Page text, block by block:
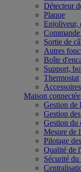
Détecteur
Plaque
Enjoliveur,
Sortie de
Autres
Boîte
Support,
Thermostat
Maison connectée
Gestion de
Gestion
Gestion du
Mesure de
Pilotage
Qualité de
Sécurité